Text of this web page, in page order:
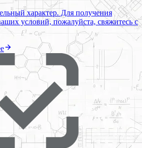
характер. Для получения
условий, пожалуйста, свяжитесь с